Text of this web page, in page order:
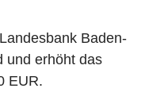
Baden-
und erhöht das
EUR.